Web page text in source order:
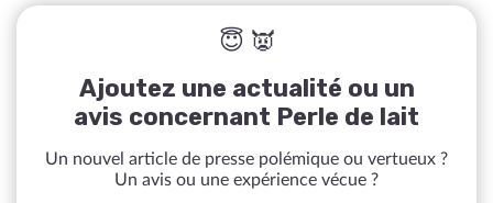
😇 👿
Ajoutez une actualité ou un
avis concernant Perle de lait
Un nouvel article de presse polémique ou vertueux ?
Un avis ou une expérience vécue ?